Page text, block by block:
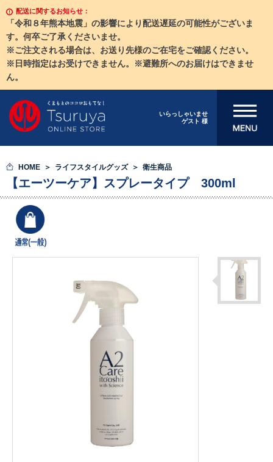
配送に関するお知らせ：
「令和８年熊本地震」の影響により配送遅延の可能性がございま
す。何卒ご了承くださいませ。
※ご注文される場合は、お送り先様のご在宅をご確認ください。
※日時指定はお受けできません。※避難所へのお届けはできませ
ん。
いらっしゃいませ
ゲスト 様
メニューを開
HOME ライフスタイルグッズ 衛生商品
【エーツーケア】スプレータイプ 300ml